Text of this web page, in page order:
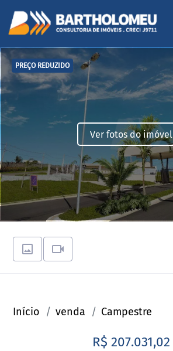
PREÇO REDUZIDO
Ver fotos do imóvel
Início venda Campestre
R$ 207.031,02